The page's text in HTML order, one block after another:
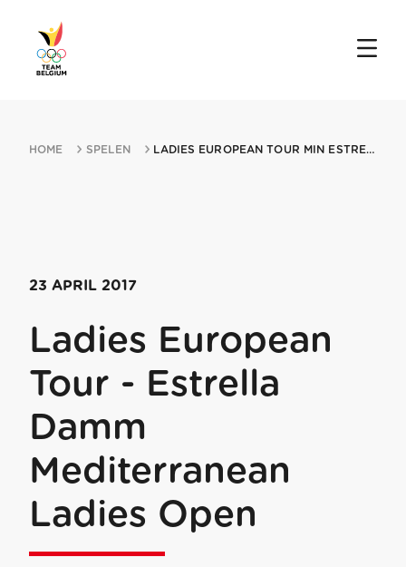
HOME SPELEN LADIES EUROPEAN TOUR MIN ESTRELLA DAMM MEDITERRANEAN LADIES OPEN 23042017 ...
23 APRIL 2017
Ladies European
Tour - Estrella
Damm
Mediterranean
Ladies Open